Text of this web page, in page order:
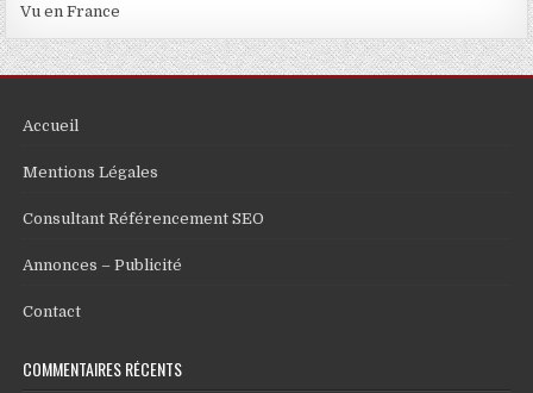
Vu en France
Accueil
Mentions Légales
Consultant Référencement SEO
Annonces – Publicité
Contact
COMMENTAIRES RÉCENTS